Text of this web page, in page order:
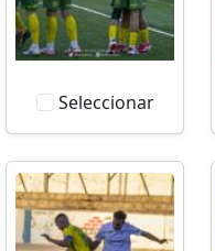
Seleccionar